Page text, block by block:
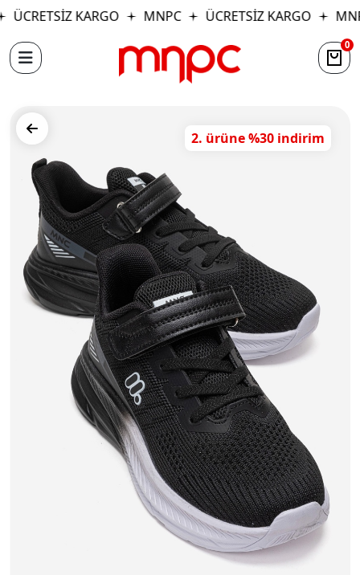
ÜCRETSİZ KARGO MNPC ÜCRETSİZ KARGO
0
2. ürüne %30 indirim